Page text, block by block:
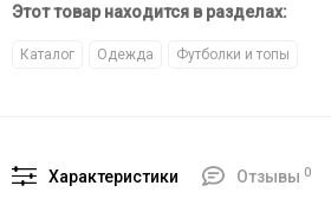
Этот товар находится в разделах:
Каталог Одежда Футболки и топы
Характеристики Отзывы 0